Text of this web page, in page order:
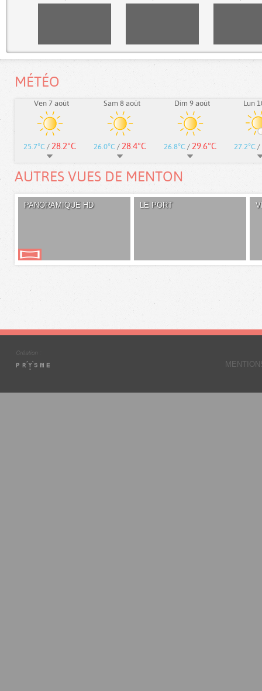
MÉTÉO
Ven 7 août
25.7°C / 28.2°C
Sam 8 août
26.0°C / 28.4°C
Dim 9 août
26.8°C / 29.6°C
Lun
27.2°C /
AUTRES VUES DE MENTON
PANORAMIQUE HD LE PORT